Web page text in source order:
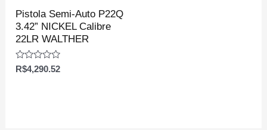
Pistola Semi-Auto P22Q
3.42” NICKEL Calibre
22LR WALTHER
Avaliação
R$4,290.52